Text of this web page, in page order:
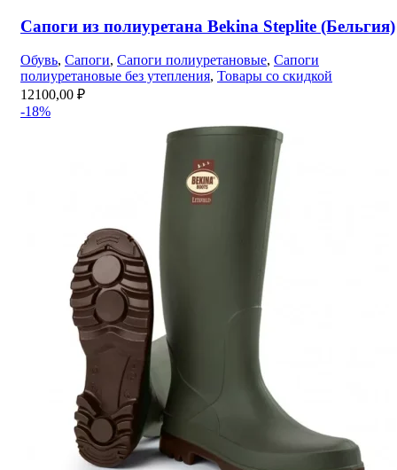
Сапоги из полиуретана Bekina Steplite (Бельгия)
Обувь, Сапоги, Сапоги полиуретановые, Сапоги
полиуретановые без утепления, Товары со скидкой
12100,00 ₽
-18%